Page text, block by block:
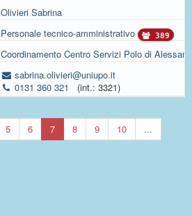
Olivieri Sabrina
Personale tecnico-amministrativo
389
Coordinamento Centro Servizi Polo di
sabrina.olivieri@uniupo.it
0131 360 321
(int.: 3321)
5 6 7 8 9 10
...